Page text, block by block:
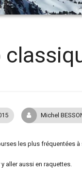
Michel
les plus fréquentées
aller aussi en raquettes.